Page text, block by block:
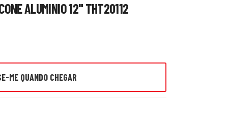
ALUMINIO 12" THT20112
ME QUANDO CHEGAR